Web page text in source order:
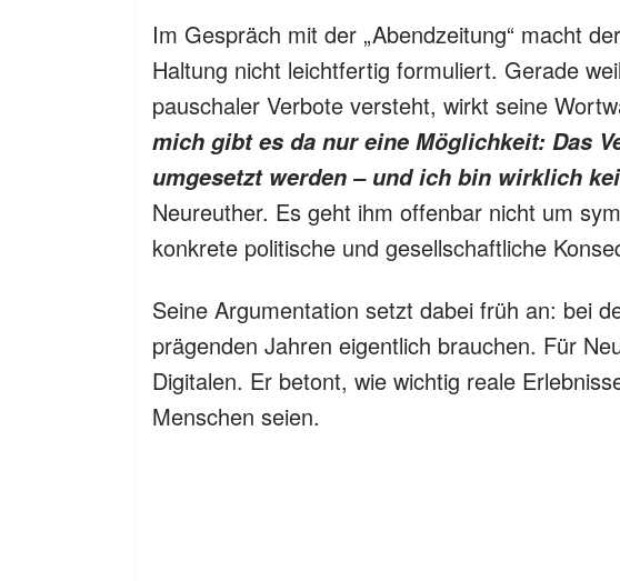
Im Gespräch mit der „Abendzeitung“ macht
Haltung nicht leichtfertig formuliert. Gerade
pauschaler Verbote versteht, wirkt seine
mich gibt es da nur eine Möglichkeit: Das
umgesetzt werden – und ich bin wirklich
Neureuther. Es geht ihm offenbar nicht um
konkrete politische und gesellschaftliche
Seine Argumentation setzt dabei früh an: bei
prägenden Jahren eigentlich brauchen. Für
Digitalen. Er betont, wie wichtig reale
Menschen seien.